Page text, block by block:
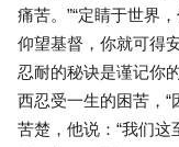
痛苦。”“定睛于世界
仰望基督，你就可得
忍耐的秘诀是谨记你
西忍受一生的困苦，“
苦楚，他说：“我们